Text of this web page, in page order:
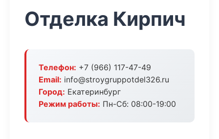
Отделка Кирпич
Телефон: +7 (966) 117-47-49
Email: info@stroygruppotdel326.ru
Город: Екатеринбург
Режим работы: Пн-Сб: 08:00-19:00